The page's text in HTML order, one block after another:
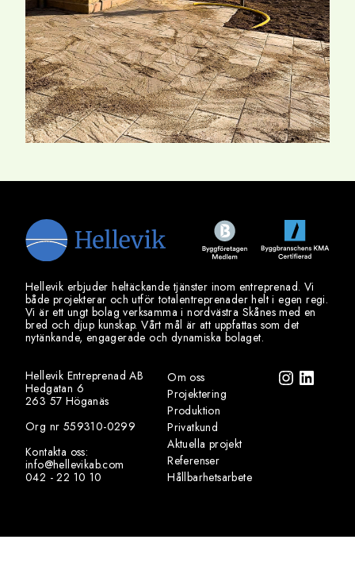
Hellevik erbjuder heltäckande tjänster inom entreprenad. Vi
både projekterar och utför totalentreprenader helt i egen regi.
Vi är ett ungt bolag verksamma i nordvästra Skånes med en
bred och djup kunskap. Vårt mål är att uppfattas som det
nytänkande, engagerade och dynamiska bolaget.
Hellevik Entreprenad AB
Hedgatan 6
263 57 Höganäs
Org nr 559310-0299
Kontakta oss:
info@hellevikab.com
042 - 22 10 10
Om oss
Projektering
Produktion
Privatkund
Aktuella projekt
Referenser
Hållbarhetsarbete